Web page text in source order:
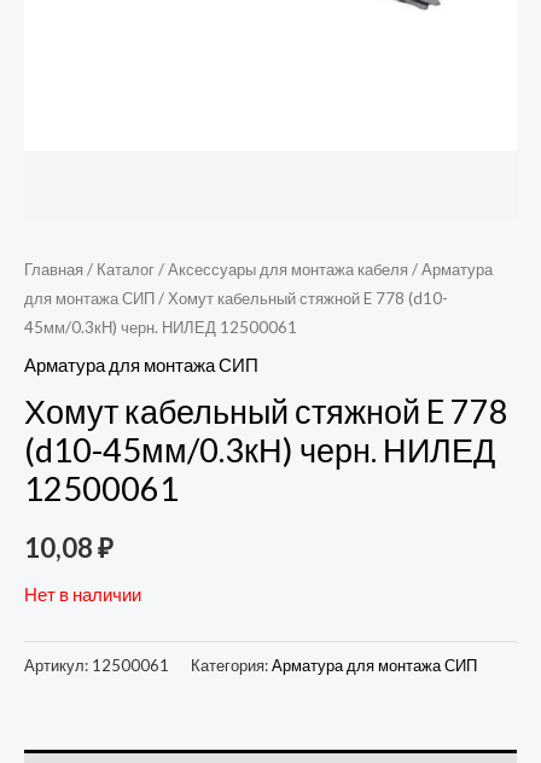
Главная / Каталог/Аксессуары для монтажа кабеля /Арматура
для монтажа СИП/ Хомут кабельный стяжной E 778 (d10-
45мм/0.3кН) черн. НИЛЕД 12500061
Арматура для монтажа СИП
Хомут кабельный стяжной E 778
(d10-45мм/0.3кН) черн. НИЛЕД
12500061
10,08₽
Нет в наличии
Артикул: 12500061 Категория:Арматура для монтажа СИП